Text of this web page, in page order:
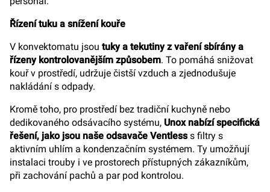
Řízení tuku a snížení kouře
V konvektomatu jsou tuky a tekutiny z vaření sbírány a
řízeny kontrolovanějším způsobem. To pomáhá snižovat
kouř v prostředí, udržuje čistší vzduch a zjednodušuje
nakládání s odpady.
Kromě toho, pro prostředí bez tradiční kuchyně nebo
dedikovaného odsávacího systému, Unox nabízí specifická
řešení, jako jsou naše odsavače Ventlesss filtry s
aktivním uhlím a kondenzačním systémem. Ty umožňují
instalaci trouby i ve prostorech přístupných zákazníkům,
při zachování pachů a par pod kontrolou.